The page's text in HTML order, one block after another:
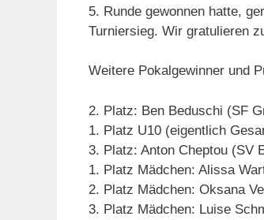
5. Runde gewonnen hatte,
Turniersieg. Wir gratulieren
Weitere Pokalgewinner und
2. Platz: Ben Beduschi (SF
1. Platz U10 (eigentlich
3. Platz: Anton Cheptou (SV
1. Platz Mädchen: Alissa
2. Platz Mädchen: Oksana
3. Platz Mädchen: Luise